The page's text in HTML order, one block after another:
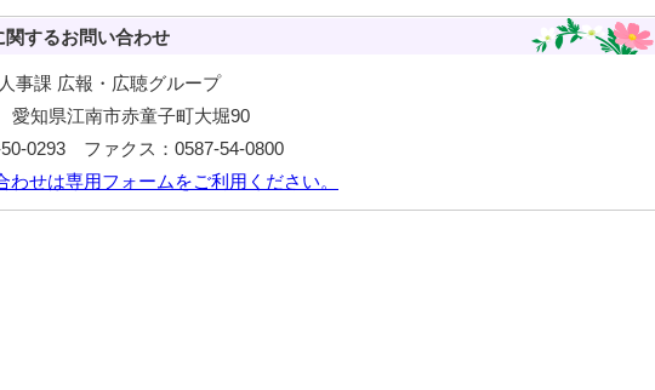
関するお問い合わせ
事課 広報・広聴グループ
愛知県江南市赤童子町大堀90
0293 ファクス：0587-54-0800
わせは専用フォームをご利用ください。